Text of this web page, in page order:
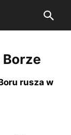
Borze
rusza w